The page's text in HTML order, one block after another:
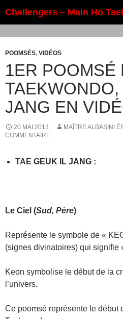
au
Challengers – Main Ho
POOMSÉS, VIDÉOS
1ER POOMSÉ
JANG EN
20 MAI 2013 MAÎTRE ALBASINI
COMMENTAIRE
TAE GEUK IL JANG :
Le Ciel (Sud, Père)
Représente le symbole de «
(signes divinatoires) qui signifie
Keon symbolise le début de la
l’univers.
Ce poomsé représente le début